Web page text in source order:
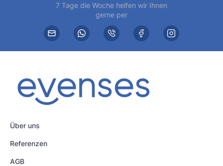
7 Tage die Woche helfen wir Ihnen
gerne per
Über uns
Referenzen
AGB